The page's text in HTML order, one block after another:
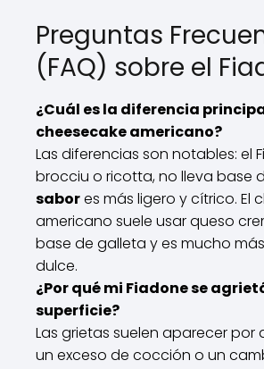
Preguntas
(FAQ) sobre el
¿Cuál es la diferencia
cheesecake americano?
Las diferencias son notables: el
brocciu o ricotta, no lleva base
sabores más ligero y cítrico. El
americano suele usar queso
base de galleta y es mucho
dulce.
¿Por qué mi Fiadone se
superficie?
Las grietas suelen aparecer por
un exceso de cocción o un